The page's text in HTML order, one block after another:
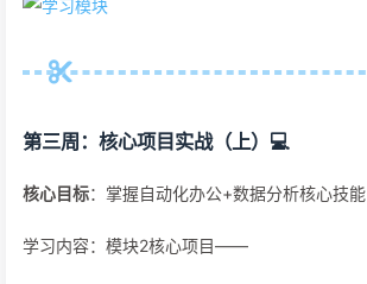
第三周：核心项目实战（上）💻
核心目标：掌握自动化办公+数据分析核心技能
学习内容：模块2核心项目——